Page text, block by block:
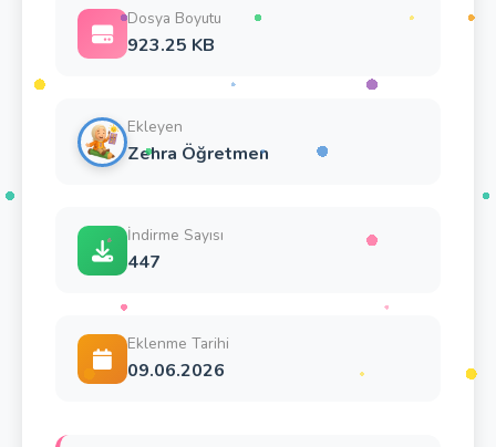
Dosya Boyutu
923.25 KB
Ekleyen
Zehra Öğretmen
İndirme Sayısı
447
Eklenme Tarihi
09.06.2026